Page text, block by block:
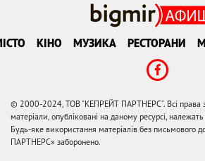
КІНО МУЗИКА РЕСТОРАНИ
© 2000-2024, ТОВ "КЕПРЕЙТ ПАРТНЕРС". Всі права
матеріали, опубліковані на даному ресурсі,
Будь-яке використання матеріалів без письмового
ПАРТНЕРС» заборонено.